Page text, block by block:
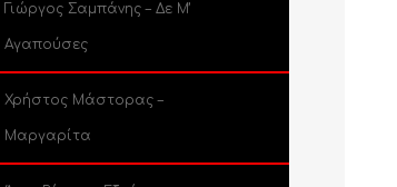
Γιώργος Σαμπάνης – Δε Μ’
Αγαπούσες
Χρήστος Μάστορας –
Μαργαρίτα